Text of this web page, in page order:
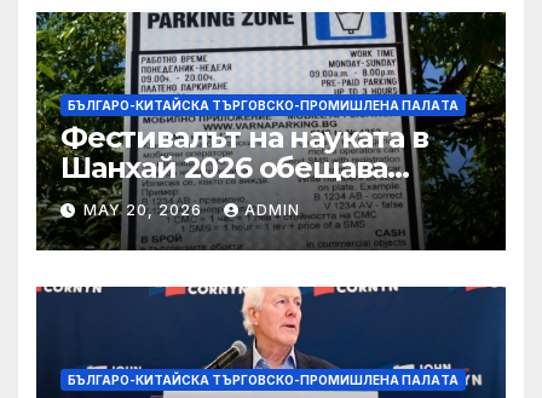
БЪЛГАРО-КИТАЙСКА ТЪРГОВСКО-ПРОМИШЛЕНА ПАЛAТА
Фестивалът на науката в
Шанхай 2026 обещава
вълнуващи научно-
технологични иновации
MAY 20, 2026 ADMIN
БЪЛГАРО-КИТАЙСКА ТЪРГОВСКО-ПРОМИШЛЕНА ПАЛAТА